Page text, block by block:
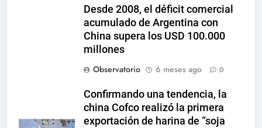
Desde 2008, el déficit comercial
acumulado de Argentina con
China supera los USD 100.000
millones
Observatorio
6 meses ago 0
Confirmando una tendencia, la
china Cofco realizó la primera
exportación de harina de “soja